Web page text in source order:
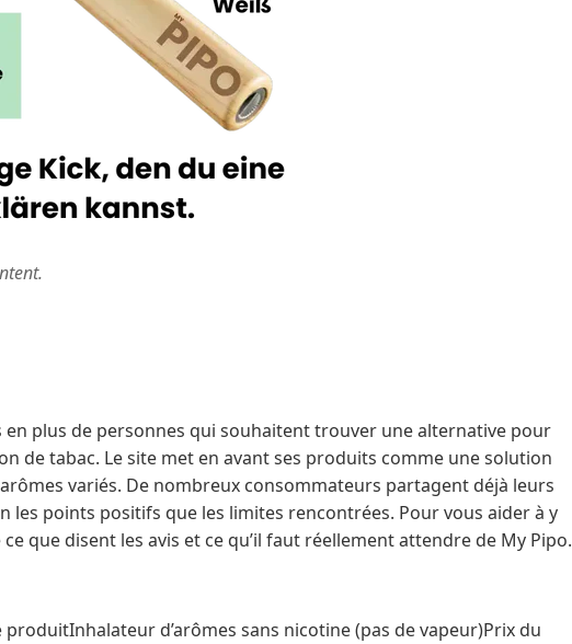
plus de personnes qui souhaitent trouver une alternative pour
de tabac. Le site met en avant ses produits comme une solution
variés. De nombreux consommateurs partagent déjà leurs
les points positifs que les limites rencontrées. Pour vous aider à y
que disent les avis et ce qu’il faut réellement attendre de My Pipo.
d’arômes sans nicotine (pas de vapeur)Prix du